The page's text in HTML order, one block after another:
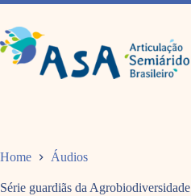
Pular
o
conteúdo
Home Áudios
Série guardiãs da Agrobiodiversidade